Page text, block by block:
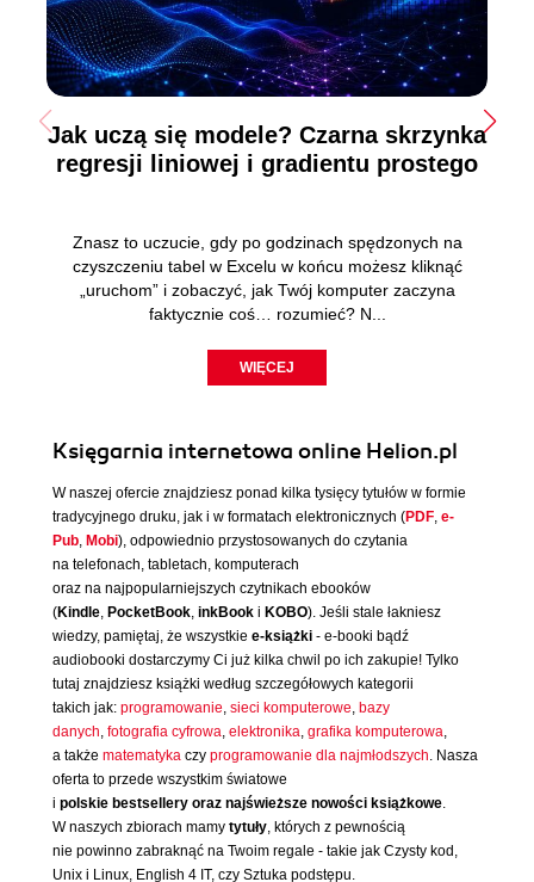
Jak uczą się modele? Czarna skrzynka
regresji liniowej i gradientu prostego
Znasz to uczucie, gdy po godzinach spędzonych na
czyszczeniu tabel w Excelu w końcu możesz kliknąć
„uruchom” i zobaczyć, jak Twój komputer zaczyna
faktycznie coś… rozumieć? N...
WIĘCEJ
Księgarnia internetowa online Helion.pl
W naszej ofercie znajdziesz ponad kilka tysięcy tytułów w formie
tradycyjnego druku, jak i w formatach elektronicznych (PDF, e-
Pub, Mobi), odpowiednio przystosowanych do czytania
na telefonach, tabletach, komputerach
oraz na najpopularniejszych czytnikach ebooków
(Kindle, PocketBook, inkBook i KOBO). Jeśli stale łakniesz
wiedzy, pamiętaj, że wszystkie e-książki - e-booki bądź
audiobooki dostarczymy Ci już kilka chwil po ich zakupie! Tylko
tutaj znajdziesz książki według szczegółowych kategorii
takich jak: programowanie, sieci komputerowe, bazy
danych, fotografia cyfrowa, elektronika, grafika komputerowa,
a także matematyka czy programowanie dla najmłodszych. Nasza
oferta to przede wszystkim światowe
i polskie bestsellery oraz najświeższe nowości książkowe.
W naszych zbiorach mamy tytuły, których z pewnością
nie powinno zabraknąć na Twoim regale - takie jak Czysty kod,
Unix i Linux, English 4 IT, czy Sztuka podstępu.